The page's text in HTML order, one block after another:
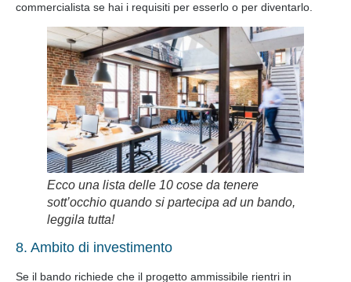
commercialista se hai i requisiti per esserlo o per diventarlo.
Ecco una lista delle 10 cose da tenere
sott’occhio quando si partecipa ad un bando,
leggila tutta!
8. Ambito di investimento
Se il bando richiede che il progetto ammissibile rientri in